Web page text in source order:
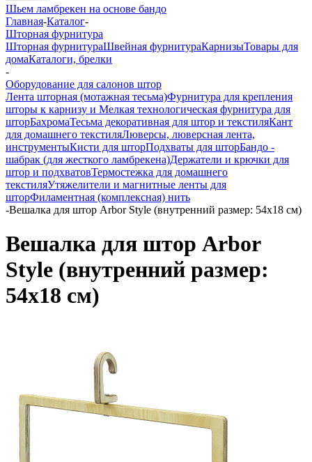
Шьем ламбрекен на основе бандо
Главная-Каталог-
Шторная фурнитура
Шторная фурнитураШвейная фурнитураКарнизыТовары для
домаКаталоги, брелки
-
Оборудование для салонов штор
Лента шторная (мотажная тесьма)Фурнитура для крепления
шторы к карнизу и Мелкая технологическая фурнитура для
шторБахромаТесьма декоративная для штор и текстиляКант
для домашнего текстиляЛюверсы, люверсная лента,
инструментыКисти для шторПодхваты для шторБандо -
шабрак (для жесткого ламбрекена)Держатели и крючки для
штор и подхватовТермостежка для домашнего
текстиляУтяжелители и магнитные ленты для
шторФиламентная (комплексная) нить
-Вешалка для штор Arbor Style (внутренний размер: 54х18 см)
Вешалка для штор Arbor
Style (внутренний размер:
54х18 см)